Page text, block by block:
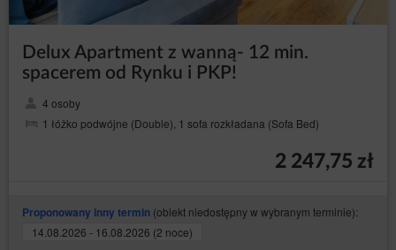
Delux Apartment z wanną- 12 min.
spacerem od Rynku i PKP!
4 osoby
1 łóżko podwójne (Double), 1 sofa rozkładana (Sofa Bed)
2 247,75 zł
Proponowany inny termin (obiekt niedostępny w wybranym terminie):
14.08.2026 - 16.08.2026 (2 noce)